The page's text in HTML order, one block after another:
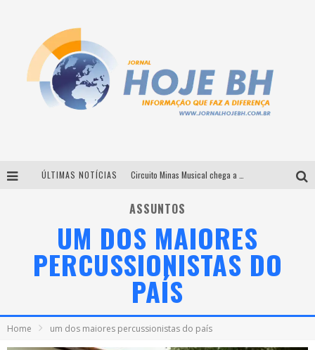
ÚLTIMAS NOTÍCIAS
Simone celebra a força feminina e sua trajetória histórica na MPB em novo show “Que mulher é essa!?” em Belo Horizonte
ASSUNTOS
UM DOS MAIORES
PERCUSSIONISTAS DO
PAÍS
Home um dos maiores percussionistas do país